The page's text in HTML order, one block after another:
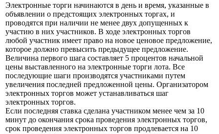
Электронные торги начинаются в день и время, указанные в
объявлении о предстоящих электронных торгах, и
проводятся при наличии не менее двух допущенных к
участию в них участников. В ходе электронных торгов
любой участник имеет право на новое ценовое предложение,
которое должно превысить предыдущее предложение.
Величина первого шага составляет 5 процентов начальной
цены выставленного на электронные торги лота. Все
последующие шаги производятся участниками путем
увеличения последней предложенной цены. Организатором
электронных торгов может устанавливаться шаг
электронных торгов.
Если последняя ставка сделана участником менее чем за 10
минут до окончания срока проведения электронных торгов,
срок проведения электронных торгов продлевается на 10